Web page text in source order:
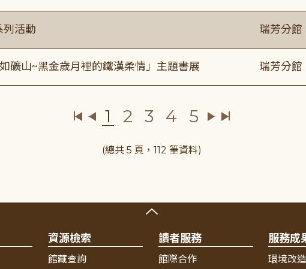
列活動 瑞芳分館
礦山~黑金歲月裡的鐵漢柔情」主題書展 瑞芳分館
1 2 3 4 5
(總共 5 頁，112 筆資料)
資源檢索
館藏查詢
讀者服務
館際合作
服務成
環境改造